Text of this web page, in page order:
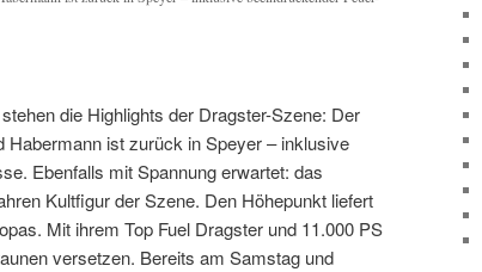
die Highlights der Dragster-Szene: Der
ist zurück in Speyer – inklusive
Ebenfalls mit Spannung erwartet: das
Kultfigur der Szene. Den Höhepunkt liefert
Mit ihrem Top Fuel Dragster und 11.000 PS
versetzen. Bereits am Samstag und